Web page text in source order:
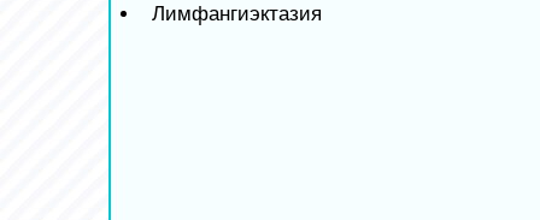
Лимфангиэктазия